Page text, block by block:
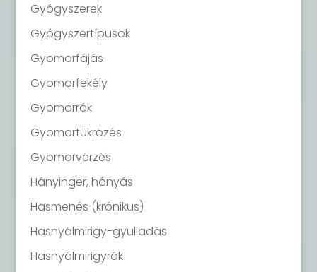
Gyógyszerek
Gyógyszertípusok
Gyomorfájás
Gyomorfekély
Gyomorrák
Gyomortükrözés
Gyomorvérzés
Hányinger, hányás
Hasmenés (krónikus)
Hasnyálmirigy-gyulladás
Hasnyálmirigyrák